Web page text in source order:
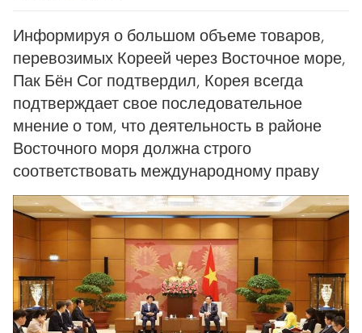
Информируя о большом объеме товаров,
перевозимых Кореей через Восточное море,
Пак Бён Сог подтвердил, Корея всегда
подтверждает свое последовательное
мнение о том, что деятельность в районе
Восточного моря должна строго
соответствовать международному праву